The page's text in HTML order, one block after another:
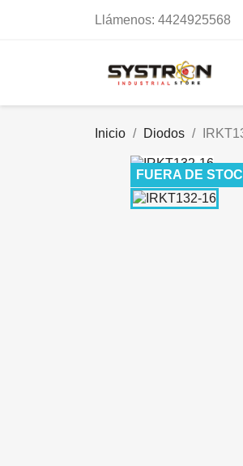
Llámenos: 4424925568
Inicio Diodos
FUERA DE